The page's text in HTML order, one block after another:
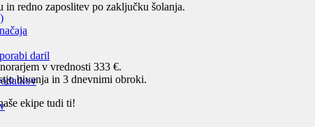
daril
in redno zaposlitev po zaključku šolanja.
v vrednosti 333 €.
bivanja in 3 dnevnimi obroki.
ekipe tudi ti!